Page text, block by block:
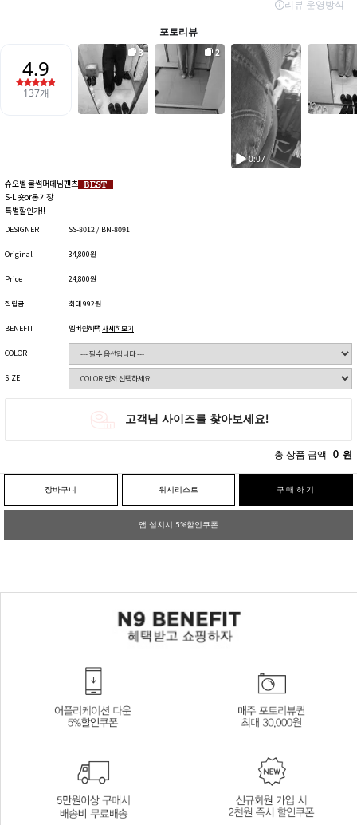
슈오벨 쿨썸머데님팬츠
S-L 숏or롱기장
특별할인가!!
DESIGNER SS-8012 / BN-8091
Original 34,800원
Price 24,800원
적립금 최대 992원
BENEFIT 멤버쉽혜택자세히보기
COLOR
SIZE
총 상품 금액 0 원
장바구니 위시리스트 구매하기
앱 설치시 5%할인쿠폰